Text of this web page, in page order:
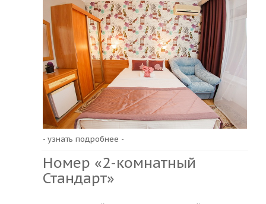
- узнать подробнее -
Номер «2-комнатный
Стандарт»